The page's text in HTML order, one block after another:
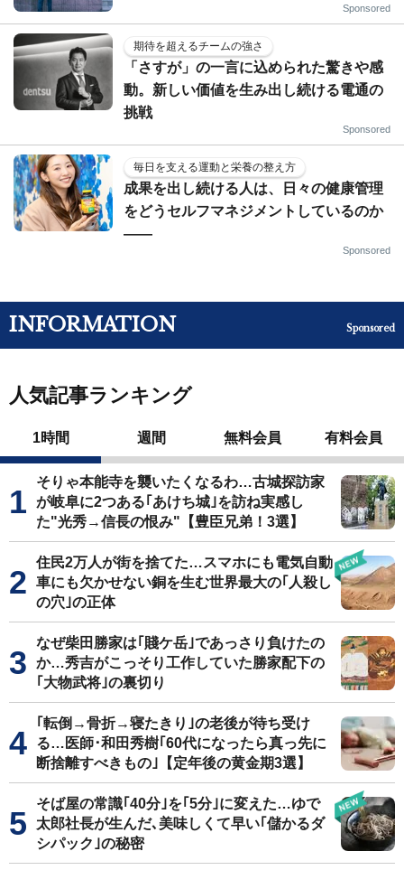
Sponsored
期待を超えるチームの強さ
「さすが」の一言に込められた驚きや感
動。新しい価値を生み出し続ける電通の
挑戦
Sponsored
毎日を支える運動と栄養の整え方
成果を出し続ける人は、日々の健康管理
をどうセルフマネジメントしているのか
——
Sponsored
INFORMATION Sponsored
人気記事ランキング
1時間 週間 無料会員 有料会員
そりゃ本能寺を襲いたくなるわ…古城探訪家
が岐阜に2つある｢あけち城｣を訪ね実感し
た"光秀→信長の恨み"【豊臣兄弟！3選】
住民2万人が街を捨てた…スマホにも電気自動
車にも欠かせない銅を生む世界最大の｢人殺し
の穴｣の正体
なぜ柴田勝家は｢賤ケ岳｣であっさり負けたの
か…秀吉がこっそり工作していた勝家配下の
｢大物武将｣の裏切り
｢転倒→骨折→寝たきり｣の老後が待ち受け
る…医師･和田秀樹｢60代になったら真っ先に
断捨離すべきもの｣【定年後の黄金期3選】
そば屋の常識｢40分｣を｢5分｣に変えた…ゆで
太郎社長が生んだ､美味しくて早い｢儲かるダ
シパック｣の秘密